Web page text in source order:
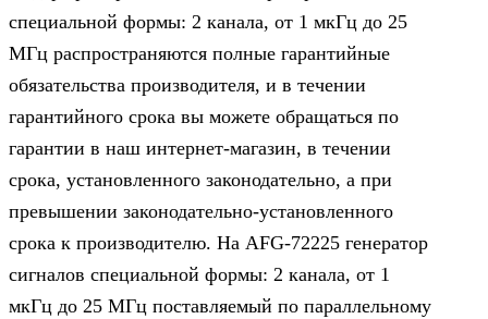
специальной формы: 2 канала, от 1 мкГц до 25
МГц распространяются полные гарантийные
обязательства производителя, и в течении
гарантийного срока вы можете обращаться по
гарантии в наш интернет-магазин, в течении
срока, установленного законодательно, а при
превышении законодательно-установленного
срока к производителю. На AFG-72225 генератор
сигналов специальной формы: 2 канала, от 1
мкГц до 25 МГц поставляемый по параллельному